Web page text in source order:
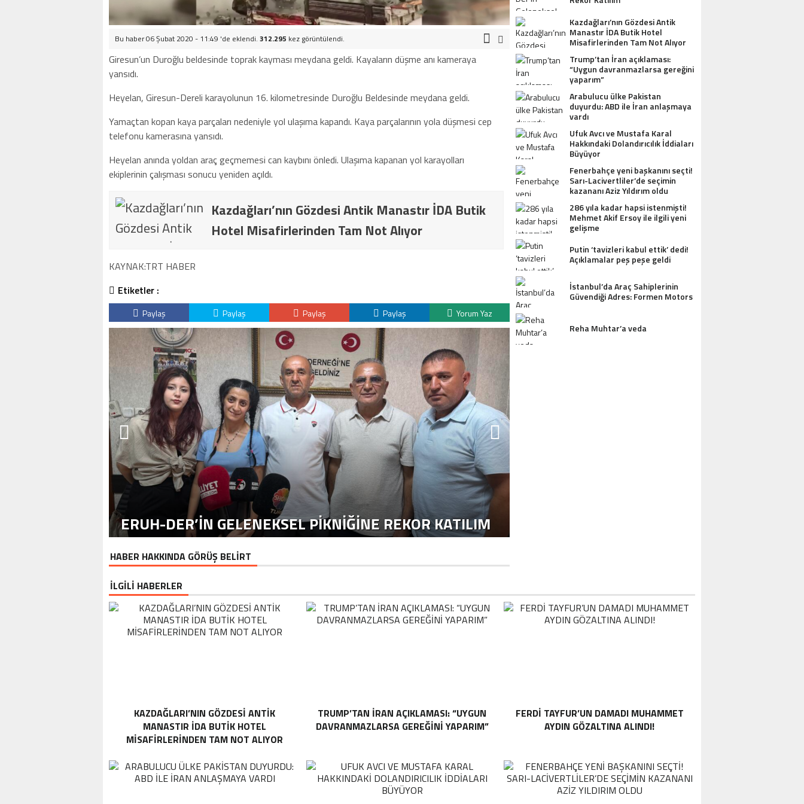
Bu haber 06 Şubat 2020 - 11:49 'de eklendi. 312.295 kez görüntülendi.
Giresun’un Duroğlu beldesinde toprak kayması meydana geldi. Kayaların düşme anı kameraya
yansıdı.
Heyelan, Giresun-Dereli karayolunun 16. kilometresinde Duroğlu Beldesinde meydana geldi.
Yamaçtan kopan kaya parçaları nedeniyle yol ulaşıma kapandı. Kaya parçalarının yola düşmesi cep
telefonu kamerasına yansıdı.
Heyelan anında yoldan araç geçmemesi can kaybını önledi. Ulaşıma kapanan yol karayolları
ekiplerinin çalışması sonucu yeniden açıldı.
Kazdağları’nın Gözdesi Antik Manastır İDA Butik
Hotel Misafirlerinden Tam Not Alıyor
KAYNAK:TRT HABER
Etiketler :
Paylaş Paylaş Paylaş Paylaş Yorum Yaz
ERUH-DER’IN GELENEKSEL PIKNIĞINE REKOR KATILIM
KAZDAĞLARI’NIN GÖZDESI ANTIK
HABER HAKKINDA GÖRÜŞ BELİRT
Kazdağları’nın Gözdesi Antik
Manastır İDA Butik Hotel
Misafirlerinden Tam Not Alıyor
Trump’tan İran açıklaması:
“Uygun davranmazlarsa gereğini
yaparım”
Arabulucu ülke Pakistan
duyurdu: ABD ile İran anlaşmaya
vardı
Ufuk Avcı ve Mustafa Karal
Hakkındaki Dolandırıcılık İddiaları
Büyüyor
Fenerbahçe yeni başkanını seçti!
Sarı-Lacivertliler’de seçimin
kazananı Aziz Yıldırım oldu
286 yıla kadar hapsi istenmişti!
Mehmet Akif Ersoy ile ilgili yeni
gelişme
Putin ‘tavizleri kabul ettik’ dedi!
Açıklamalar peş peşe geldi
İstanbul’da Araç Sahiplerinin
Güvendiği Adres: Formen Motors
Reha Muhtar’a veda
İLGİLİ HABERLER
KAZDAĞLARI’NIN GÖZDESI ANTIK
MANASTIR İDA BUTIK HOTEL
MISAFIRLERINDEN TAM NOT ALIYOR
TRUMP’TAN İRAN AÇIKLAMASI: “UYGUN
DAVRANMAZLARSA GEREĞINI YAPARIM”
FERDI TAYFUR’UN DAMADI MUHAMMET
AYDIN GÖZALTINA ALINDI!